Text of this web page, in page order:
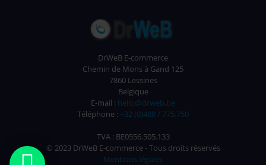
DrWeB E-commerce
Chemin de Mons à Gand 125
7860 Lessines
Belgique
E-mail : hello@drweb.be
Téléphone : +32 (0)488 / 775.750
TVA : BE0556.505.133
© 2023 DrWeB E-commerce - Tous droits réservés
Mentions légales